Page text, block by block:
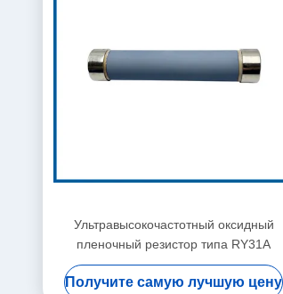
Ультравысокочастотный оксидный
пленочный резистор типа RY31A
Получите самую лучшую цену